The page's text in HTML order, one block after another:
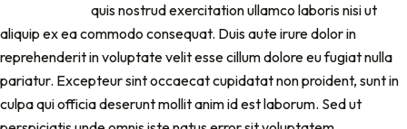
quis nostrud exercitation ullamco laboris nisi ut
aliquip ex ea commodo consequat. Duis aute irure dolor in
reprehenderit in voluptate velit esse cillum dolore eu fugiat nulla
pariatur. Excepteur sint occaecat cupidatat non proident, sunt in
culpa qui officia deserunt mollit anim id est laborum. Sed ut